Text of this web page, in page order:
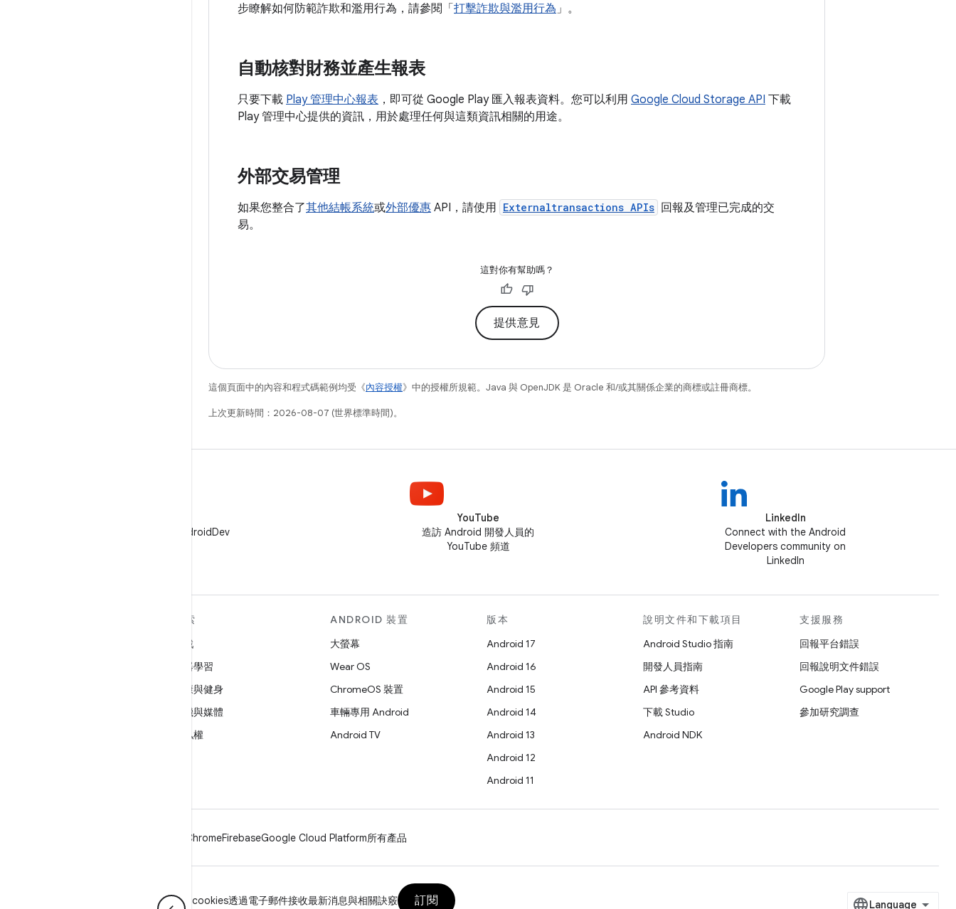
步瞭解如何防範詐欺和濫用行為，請參閱「打擊詐欺與濫用行為 」。
自動核對財務並產生報表
只要下載 Play 管理中心報表 ，即可從 Google Play 匯入報表資料。您可以利用 Google Cloud Storage API 下載
Play 管理中心提供的資訊，用於處理任何與這類資訊相關的用途。
外部交易管理
如果您整合了其他結帳系統或外部優惠 API，請使用 Externaltransactions APIs 回報及管理已完成的交
易。
這對你有幫助嗎？
提供意見
這個頁面中的內容和程式碼範例均受《內容授權》中的授權所規範。Java 與 OpenJDK 是 Oracle 和/或其關係企業的商標或註冊商標。
上次更新時間：2026-08-07 (世界標準時間)。
在 X 中追蹤 @AndroidDev
YouTube
造訪 Android 開發人員的
YouTube 頻道
LinkedIn
Connect with the Android
Developers community on
LinkedIn
探索
遊戲
機器學習
健康與健身
相機與媒體
隱私權
ANDROID 裝置
大螢幕
Wear OS
ChromeOS 裝置
車輛專用 Android
Android TV
版本
Android 17
Android 16
Android 15
Android 14
Android 13
Android 12
Android 11
說明文件和下載項目
Android Studio 指南
開發人員指南
API 參考資料
下載 Studio
Android NDK
支援服務
回報平台錯誤
回報說明文件錯誤
Google Play support
參加研究調查
ChromeFirebaseGoogle Cloud Platform所有產品
Manage cookies透過電子郵件接收最新消息與相關訣竅 訂閱